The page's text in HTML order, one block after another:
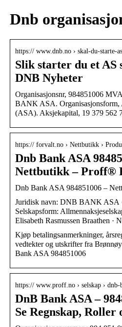
Dnb
https:// www.dnb.no › skal-du-starte-
Slik starter du et AS
DNB Nyheter
Organisasjonsnr, 984851006
BANK ASA. Organisasjonsform,
(ASA). Aksjekapital, 19 379 562
https:// forvalt.no › Nettbutikk ›
Dnb Bank ASA
Nettbutikk – Proff®
Dnb Bank ASA 984851006 –
Juridisk navn: DNB BANK ASA
Selskapsform:
Elisabeth Rasmussen Braathen
Kjøp betalingsanmerkninger,
vedtekter og utskrifter fra
Bank ASA 984851006
https:// www.proff.no › selskap › dnb-
DnB Bank ASA –
Se Regnskap, Roller